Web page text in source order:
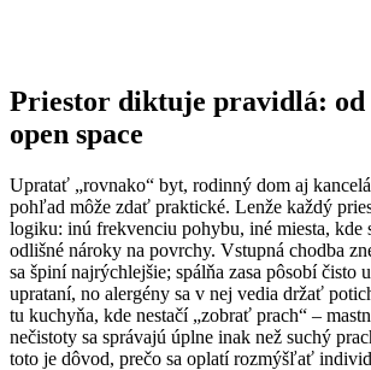
Priestor diktuje pravidlá: od
open space
Upratať „rovnako“ byt, rodinný dom aj
pohľad môže zdať praktické. Lenže každý
logiku: inú frekvenciu pohybu, iné miesta, kde
odlišné nároky na povrchy. Vstupná chodba
sa špiní najrýchlejšie; spálňa zasa pôsobí čisto
uprataní, no alergény sa v nej vedia držať
tu kuchyňa, kde nestačí „zobrať prach“ –
nečistoty sa správajú úplne inak než suchý
toto je dôvod, prečo sa oplatí rozmýšľať